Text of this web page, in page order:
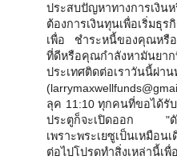
ประสบปัญหาทางการเงิ
ต้องการเงินทุนเพื่อเริ่มธุ
เพื่อ ชำระหนี้ของคุณหรื
ที่ดีหรือคุณกำลังหามันยาก
ประเทศติดต่อเราวันนี้ผ่าน
ลุค 11:10 ทุกคนที่ขอได้รั
ประตูก็จะเปิดออก "ดัง
เพราะพระเยซูเป็นเหมือ
ต่อไปโปรดทำสิ่งเหล่านี้เพื่